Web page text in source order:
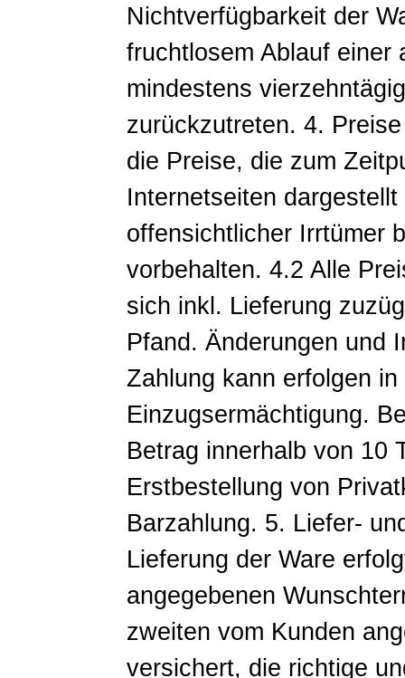
Nichtverfügbarkeit der
fruchtlosem Ablauf einer
mindestens
zurückzutreten. 4.
die Preise, die zum
Internetseiten
offensichtlicher Irrtümer
vorbehalten. 4.2 Alle
sich inkl. Lieferung
Pfand. Änderungen und
Zahlung kann erfolgen
Einzugsermächtigung.
Betrag innerhalb von 10
Erstbestellung von
Barzahlung. 5. Liefer-
Lieferung der Ware
angegebenen
zweiten vom Kunden
versichert, die richtige